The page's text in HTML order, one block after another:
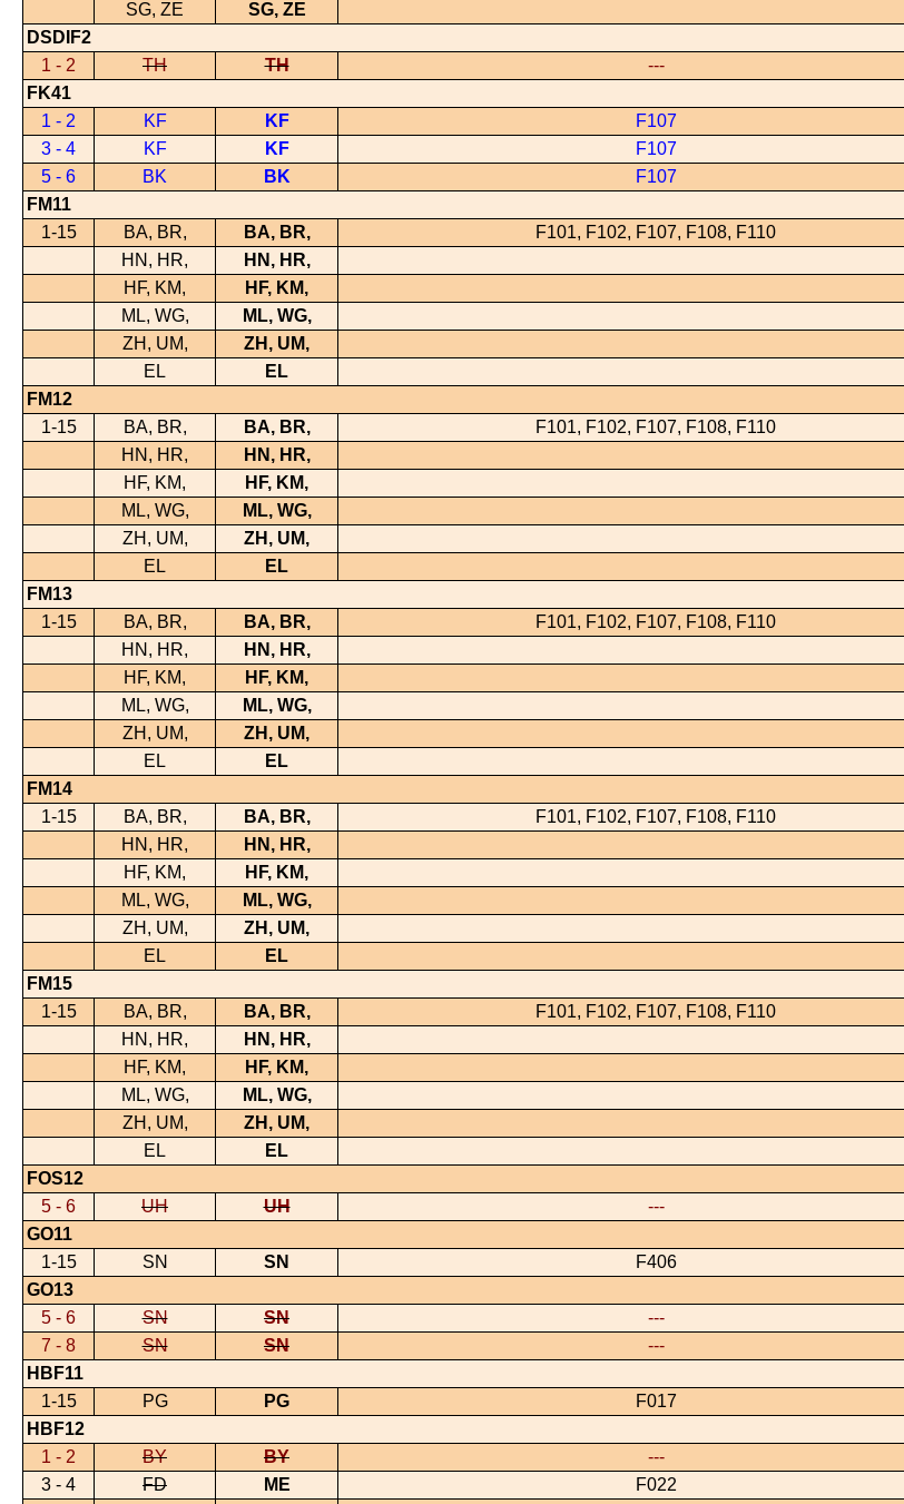
SG, ZE
SG, ZE
DSDIF2
1 - 2
TH TH ---
FK41
1 - 2
KF KF F107
3 - 4
KF KF F107
5 - 6
BK BK F107
FM11
1-15
BA, BR, BA, BR, F101, F102, F107, F108, F110
HN, HR,
HN, HR,
HF, KM,
HF, KM,
ML, WG,
ML, WG,
ZH, UM,
ZH, UM,
EL
EL
FM12
1-15
BA, BR, BA, BR, F101, F102, F107, F108, F110
HN, HR,
HN, HR,
HF, KM,
HF, KM,
ML, WG,
ML, WG,
ZH, UM,
ZH, UM,
EL
EL
FM13
1-15
BA, BR, BA, BR, F101, F102, F107, F108, F110
HN, HR,
HN, HR,
HF, KM,
HF, KM,
ML, WG,
ML, WG,
ZH, UM,
ZH, UM,
EL
EL
FM14
1-15
BA, BR, BA, BR, F101, F102, F107, F108, F110
HN, HR,
HN, HR,
HF, KM,
HF, KM,
ML, WG,
ML, WG,
ZH, UM,
ZH, UM,
EL
EL
FM15
1-15
BA, BR, BA, BR, F101, F102, F107, F108, F110
HN, HR,
HN, HR,
HF, KM,
HF, KM,
ML, WG,
ML, WG,
ZH, UM,
ZH, UM,
EL
EL
FOS12
5 - 6
UH UH ---
GO11
1-15
SN SN F406
GO13
5 - 6
SN SN ---
7 - 8
SN SN ---
HBF11
1-15
PG PG F017
HBF12
1 - 2
BY BY ---
3 - 4
FD ME F022